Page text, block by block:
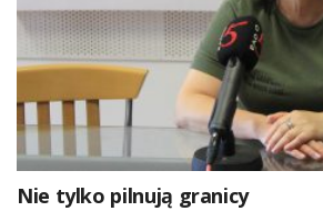
Nie tylko pilnują granicy